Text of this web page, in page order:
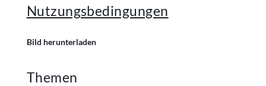
Nutzungsbedingungen
Bild herunterladen
Themen